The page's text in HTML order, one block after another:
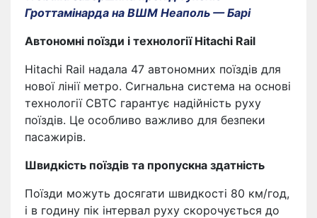
Гроттамінарда на ВШМ Неаполь — Барі
Автономні поїзди і технології Hitachi Rail
Hitachi Rail надала 47 автономних поїздів для
нової лінії метро. Сигнальна система на основі
технології CBTC гарантує надійність руху
поїздів. Це особливо важливо для безпеки
пасажирів.
Швидкість поїздів та пропускна здатність
Поїзди можуть досягати швидкості 80 км/год,
і в годину пік інтервал руху скорочується до